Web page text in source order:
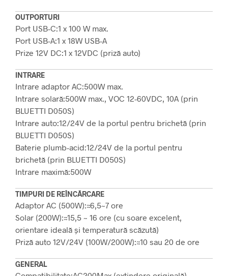
OUTPORTURI
Port USB-C:1 x 100 W max.
Port USB-A:1 x 18W USB-A
Prize 12V DC:1 x 12VDC (priză auto)
INTRARE
Intrare adaptor AC:500W max.
Intrare solară:500W max., VOC 12-60VDC, 10A (prin
BLUETTI D050S)
Intrare auto:12/24V de la portul pentru brichetă (prin
BLUETTI D050S)
Baterie plumb-acid:12/24V de la portul pentru
brichetă (prin BLUETTI D050S)
Intrare maximă:500W
TIMPURI DE REÎNCĂRCARE
Adaptor AC (500W):≈6,5~7 ore
Solar (200W):≈15,5 ~ 16 ore (cu soare excelent,
orientare ideală și temperatură scăzută)
Priză auto 12V/24V (100W/200W):≈10 sau 20 de ore
GENERAL